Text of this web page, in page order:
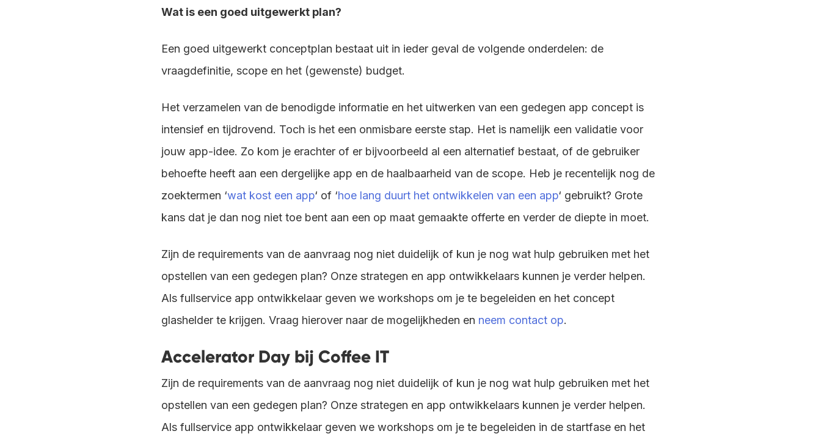
Wat is een goed uitgewerkt plan?
Een goed uitgewerkt conceptplan bestaat uit in ieder geval de volgende onderdelen: de
vraagdefinitie, scope en het (gewenste) budget.
Het verzamelen van de benodigde informatie en het uitwerken van een gedegen app concept is
intensief en tijdrovend. Toch is het een onmisbare eerste stap. Het is namelijk een validatie voor
jouw app-idee. Zo kom je erachter of er bijvoorbeeld al een alternatief bestaat, of de gebruiker
behoefte heeft aan een dergelijke app en de haalbaarheid van de scope. Heb je recentelijk nog de
zoektermen ‘wat kost een app‘ of ‘hoe lang duurt het ontwikkelen van een app‘ gebruikt? Grote
kans dat je dan nog niet toe bent aan een op maat gemaakte offerte en verder de diepte in moet.
Zijn de requirements van de aanvraag nog niet duidelijk of kun je nog wat hulp gebruiken met het
opstellen van een gedegen plan? Onze strategen en app ontwikkelaars kunnen je verder helpen.
Als fullservice app ontwikkelaar geven we workshops om je te begeleiden en het concept
glashelder te krijgen. Vraag hierover naar de mogelijkheden en neem contact op.
Accelerator Day bij Coffee IT
Zijn de requirements van de aanvraag nog niet duidelijk of kun je nog wat hulp gebruiken met het
opstellen van een gedegen plan? Onze strategen en app ontwikkelaars kunnen je verder helpen.
Als fullservice app ontwikkelaar geven we workshops om je te begeleiden in de startfase en het